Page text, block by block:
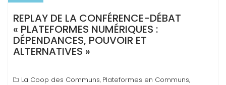
REPLAY DE LA CONFÉRENCE-DÉBAT
« PLATEFORMES NUMÉRIQUES :
DÉPENDANCES, POUVOIR ET
ALTERNATIVES »
La Coop des Communs, Plateformes en Communs,